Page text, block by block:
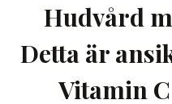
Hudvård
Detta är
Vitamin